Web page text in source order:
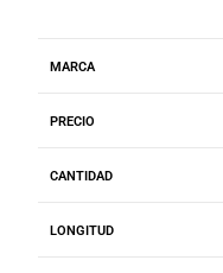
MARCA
PRECIO
CANTIDAD
LONGITUD